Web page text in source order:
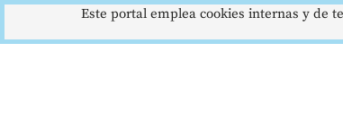
Este portal emplea cookies internas y de